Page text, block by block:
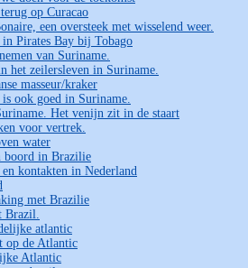
op Curacao
een oversteek met wisselend weer.
in Pirates Bay bij Tobago
van Suriname.
het zeilersleven in Suriname.
masseur/kraker
ook goed in Suriname.
Het venijn zit in de staart
voor vertrek.
water
boord in Brazilie
en kontakten in Nederland
met Brazilie
Brazil.
atlantic
op de Atlantic
Atlantic